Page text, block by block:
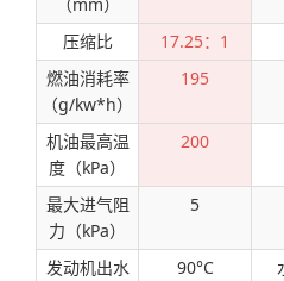
（mm）
压缩比 17.25：1
燃油消耗率
（g/kw*h）
195
机油最高温
度（kPa）
200
最大进气阻
力（kPa）
5
发动机出水
90°C